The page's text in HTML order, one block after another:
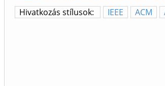
Hivatkozás stílusok: IEEE ACM